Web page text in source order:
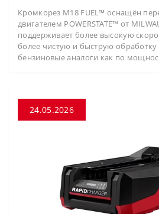
Кромкорез M18 FUEL™ оснащён
двигателем POWERSTATE™ от
поддерживает более высокую
более чистую и быструю
бензиновые аналоги как по
24.05.2026